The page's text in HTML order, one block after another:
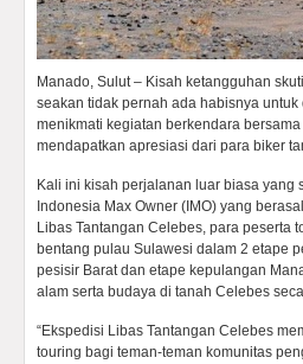
Manado, Sulut – Kisah ketangguhan
seakan tidak pernah ada habisnya
menikmati kegiatan berkendara
mendapatkan apresiasi dari para biker
Kali ini kisah perjalanan luar biasa yang
Indonesia Max Owner (IMO) yang
Libas Tantangan Celebes, para peserta
bentang pulau Sulawesi dalam 2 etape
pesisir Barat dan etape kepulangan
alam serta budaya di tanah Celebes
“Ekspedisi Libas Tantangan Celebes
touring bagi teman-teman komunitas